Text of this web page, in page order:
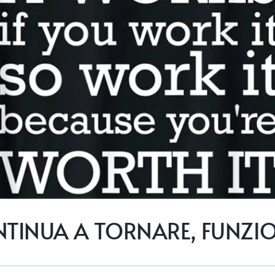
A TORNARE,